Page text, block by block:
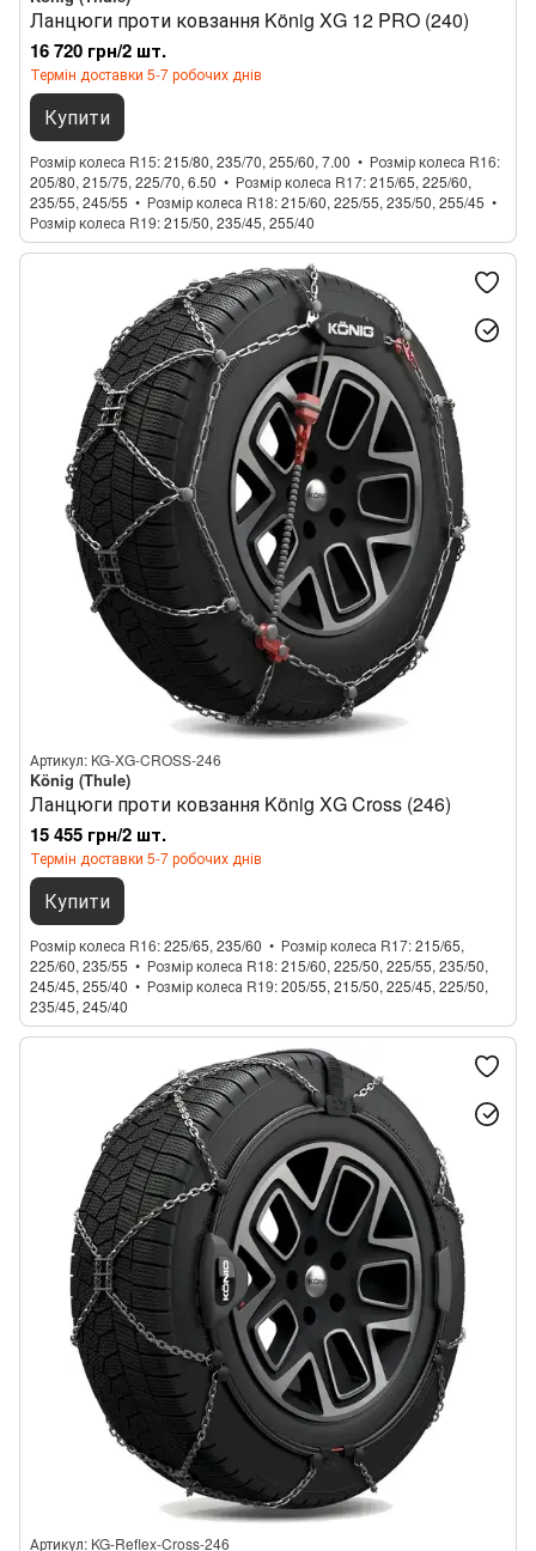
Ланцюги проти ковзання König XG 12 PRO (240)
16 720 грн/2 шт.
Термін доставки 5-7 робочих днів
Купити
Розмір колеса R15 215/80, 235/70, 255/60, 7.00
Розмір колеса R16
205/80, 215/75, 225/70, 6.50
Розмір колеса R17 215/65, 225/60,
235/55, 245/55
Розмір колеса R18 215/60, 225/55, 235/50, 255/45
Розмір колеса R19 215/50, 235/45, 255/40
Артикул: KG-XG-CROSS-246
König (Thule)
Ланцюги проти ковзання König XG Cross (246)
15 455 грн/2 шт.
Термін доставки 5-7 робочих днів
Купити
Розмір колеса R16 225/65, 235/60 Розмір колеса R17 215/65,
225/60, 235/55
Розмір колеса R18 215/60, 225/50, 225/55, 235/50,
245/45, 255/40
Розмір колеса R19 205/55, 215/50, 225/45, 225/50,
235/45, 245/40
Артикул: KG-Reflex-Cross-246